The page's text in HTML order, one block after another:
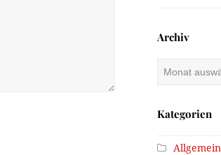
Archiv
Kategorien
Allgemein